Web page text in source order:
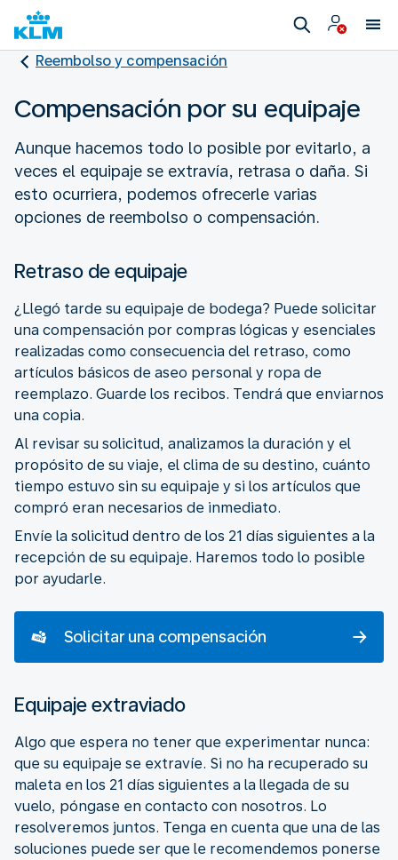
Reembolso y compensación
Compensación por su equipaje
Aunque hacemos todo lo posible por evitarlo, a
veces el equipaje se extravía, retrasa o daña. Si
esto ocurriera, podemos ofrecerle varias
opciones de reembolso o compensación.
Retraso de equipaje
¿Llegó tarde su equipaje de bodega? Puede solicitar
una compensación por compras lógicas y esenciales
realizadas como consecuencia del retraso, como
artículos básicos de aseo personal y ropa de
reemplazo. Guarde los recibos. Tendrá que enviarnos
una copia.
Al revisar su solicitud, analizamos la duración y el
propósito de su viaje, el clima de su destino, cuánto
tiempo estuvo sin su equipaje y si los artículos que
compró eran necesarios de inmediato.
Envíe la solicitud dentro de los 21 días siguientes a la
recepción de su equipaje. Haremos todo lo posible
por ayudarle.
Solicitar una compensación
Equipaje extraviado
Algo que espera no tener que experimentar nunca:
que su equipaje se extravíe. Si no ha recuperado su
maleta en los 21 días siguientes a la llegada de su
vuelo, póngase en contacto con nosotros. Lo
resolveremos juntos. Tenga en cuenta que una de las
soluciones puede ser que le recomendemos ponerse